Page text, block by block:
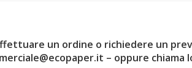
un ordine o richiedere un
– oppure chiama